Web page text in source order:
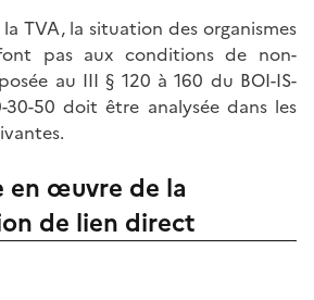
TVA, la situation des organismes
pas aux conditions de non-
au III § 120 à 160 du BOI-IS-
30-50 doit être analysée dans les
en œuvre de la
de lien direct